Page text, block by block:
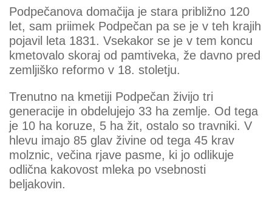
Podpečanova domačija je stara približno 120
let, sam priimek Podpečan pa se je v teh krajih
pojavil leta 1831. Vsekakor se je v tem koncu
kmetovalo skoraj od pamtiveka, že davno pred
zemljiško reformo v 18. stoletju.
Trenutno na kmetiji Podpečan živijo tri
generacije in obdelujejo 33 ha zemlje. Od tega
je 10 ha koruze, 5 ha žit, ostalo so travniki. V
hlevu imajo 85 glav živine od tega 45 krav
molznic, večina rjave pasme, ki jo odlikuje
odlična kakovost mleka po vsebnosti
beljakovin.